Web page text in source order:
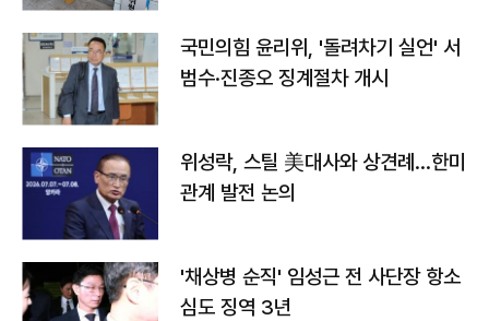
국민의힘 윤리위, '돌려차기 실언' 서
범수·진종오 징계절차 개시
위성락, 스틸 美대사와 상견례…한미
관계 발전 논의
'채상병 순직' 임성근 전 사단장 항소
심도 징역 3년